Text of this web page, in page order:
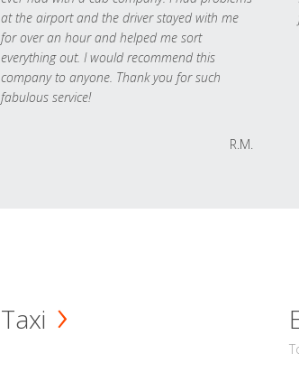
at the airport and the driver stayed with me
for over an hour and helped me sort
everything out. I would recommend this
company to anyone. Thank you for such
fabulous service!
R.M.
Taxi